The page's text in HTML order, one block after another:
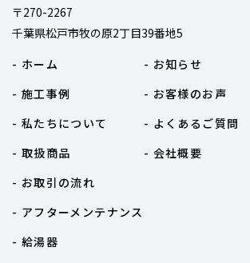
〒270-2267
千葉県松戸市牧の原2丁目39番地5
- ホーム
- 施工事例
- 私たちについて
- 取扱商品
- お取引の流れ
- アフターメンテナンス
- お知らせ
- お客様のお声
- よくあるご質問
- 会社概要
- 給湯器